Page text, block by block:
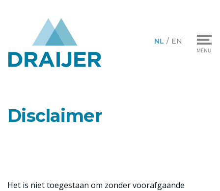
NL / EN
Disclaimer
Het is niet toegestaan om zonder voorafgaande